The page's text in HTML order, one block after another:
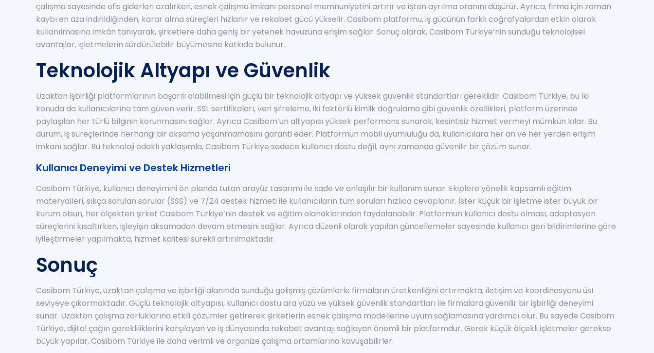
çalışma sayesinde ofis giderleri azalırken, esnek çalışma imkanı personel memnuniyetini artırır ve işten ayrılma oranını düşürür. Ayrıca, firma için zaman
kaybı en aza indirildiğinden, karar alma süreçleri hızlanır ve rekabet gücü yükselir. Casibom platformu, iş gücünün farklı coğrafyalardan etkin olarak
kullanılmasına imkân tanıyarak, şirketlere daha geniş bir yetenek havuzuna erişim sağlar. Sonuç olarak, Casibom Türkiye’nin sunduğu teknolojisel
avantajlar, işletmelerin sürdürülebilir büyümesine katkıda bulunur.
Teknolojik Altyapı ve Güvenlik
Uzaktan işbirliği platformlarının başarılı olabilmesi için güçlü bir teknolojik altyapı ve yüksek güvenlik standartları gereklidir. Casibom Türkiye, bu iki
konuda da kullanıcılarına tam güven verir. SSL sertifikaları, veri şifreleme, iki faktörlü kimlik doğrulama gibi güvenlik özellikleri, platform üzerinde
paylaşılan her türlü bilginin korunmasını sağlar. Ayrıca Casibom’un altyapısı yüksek performans sunarak, kesintisiz hizmet vermeyi mümkün kılar. Bu
durum, iş süreçlerinde herhangi bir aksama yaşanmamasını garanti eder. Platformun mobil uyumluluğu da, kullanıcılara her an ve her yerden erişim
imkanı sağlar. Bu teknoloji odaklı yaklaşımla, Casibom Türkiye sadece kullanıcı dostu değil, aynı zamanda güvenilir bir çözüm sunar.
Kullanıcı Deneyimi ve Destek Hizmetleri
Casibom Türkiye, kullanıcı deneyimini ön planda tutan arayüz tasarımı ile sade ve anlaşılır bir kullanım sunar. Ekiplere yönelik kapsamlı eğitim
materyalleri, sıkça sorulan sorular (SSS) ve 7/24 destek hizmeti ile kullanıcıların tüm soruları hızlıca cevaplanır. İster küçük bir işletme ister büyük bir
kurum olsun, her ölçekten şirket Casibom Türkiye’nin destek ve eğitim olanaklarından faydalanabilir. Platformun kullanıcı dostu olması, adaptasyon
süreçlerini kısaltırken, işleyişin aksamadan devam etmesini sağlar. Ayrıca düzenli olarak yapılan güncellemeler sayesinde kullanıcı geri bildirimlerine göre
iyileştirmeler yapılmakta, hizmet kalitesi sürekli artırılmaktadır.
Sonuç
Casibom Türkiye, uzaktan çalışma ve işbirliği alanında sunduğu gelişmiş çözümlerle firmaların üretkenliğini artırmakta, iletişim ve koordinasyonu üst
seviyeye çıkarmaktadır. Güçlü teknolojik altyapısı, kullanıcı dostu ara yüzü ve yüksek güvenlik standartları ile firmalara güvenilir bir işbirliği deneyimi
sunar. Uzaktan çalışma zorluklarına etkili çözümler getirerek şirketlerin esnek çalışma modellerine uyum sağlamasına yardımcı olur. Bu sayede Casibom
Türkiye, dijital çağın gerekliliklerini karşılayan ve iş dünyasında rekabet avantajı sağlayan önemli bir platformdur. Gerek küçük ölçekli işletmeler gerekse
büyük yapılar, Casibom Türkiye ile daha verimli ve organize çalışma ortamlarına kavuşabilirler.